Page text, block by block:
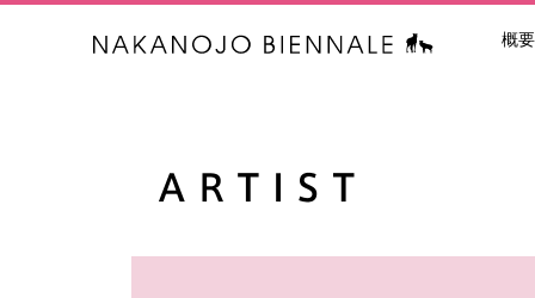
中之条ビエ
概要